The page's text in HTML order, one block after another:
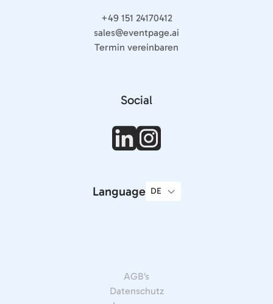
+49 151 24170412
sales@eventpage.ai
Termin vereinbaren
Social
Language
AGB’s
Datenschutz